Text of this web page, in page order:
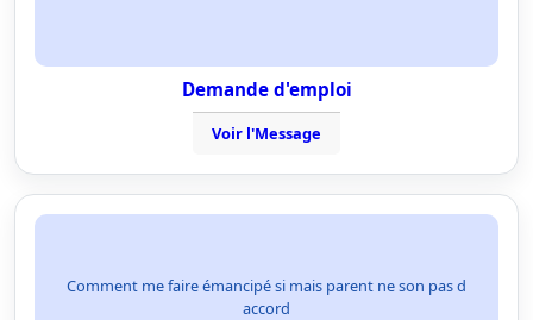
Demande d'emploi
Voir l'Message
Comment me faire émancipé si mais parent ne son pas d
accord